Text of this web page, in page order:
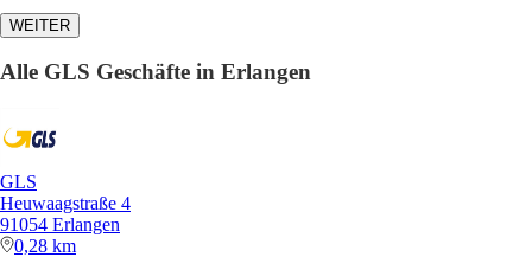
WEITER
Alle GLS Geschäfte in Erlangen
GLS
Heuwaagstraße 4
91054 Erlangen
0,28 km